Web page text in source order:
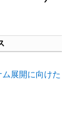
ム展開に向けた